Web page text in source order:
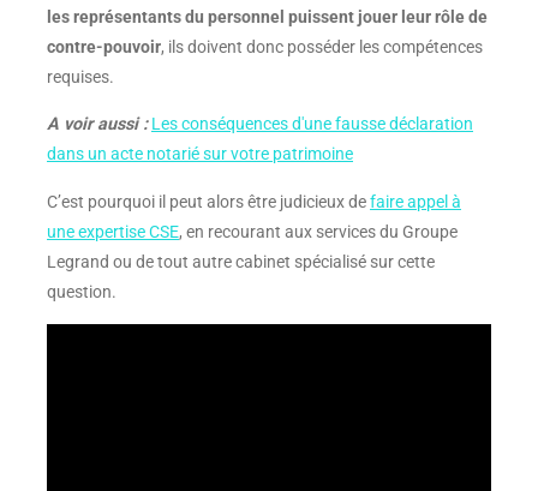
les représentants du personnel puissent jouer leur rôle de
contre-pouvoir, ils doivent donc posséder les compétences
requises.
A voir aussi : Les conséquences d'une fausse déclaration
dans un acte notarié sur votre patrimoine
C’est pourquoi il peut alors être judicieux defaire appel à
une expertise CSE, en recourant aux services du Groupe
Legrand ou de tout autre cabinet spécialisé sur cette
question.